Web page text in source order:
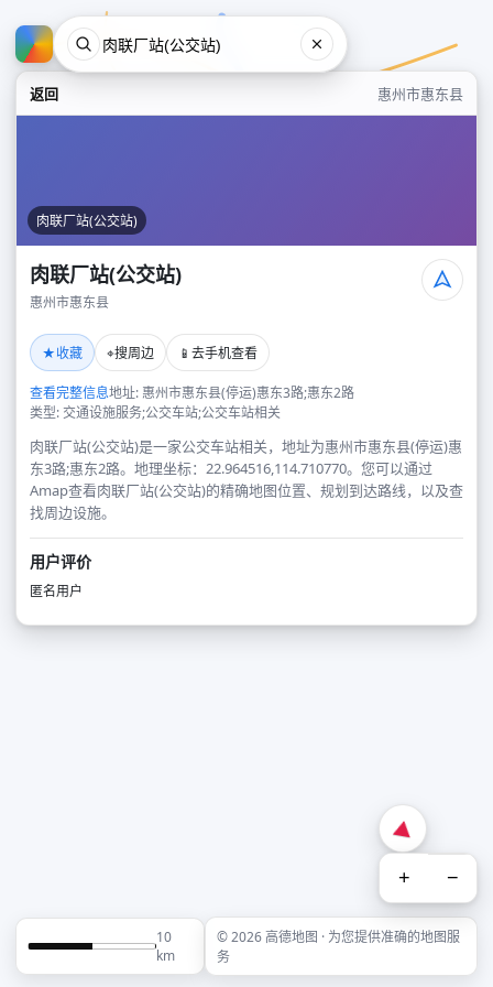
返回 惠州市惠东县
肉联厂站(公交站)
肉联厂站(公交站)
惠州市惠东县
★收藏 ⌖搜周边 📱 去手机查看
查看完整信息地址: 惠州市惠东县(停运)惠东3路;惠东2路
类型: 交通设施服务;公交车站;公交车站相关
肉联厂站(公交站)是一家公交车站相关，地址为惠州市惠东县(停运)惠
东3路;惠东2路。地理坐标：22.964516,114.710770。您可以通过
Amap查看肉联厂站(公交站)的精确地图位置、规划到达路线，以及查
找周边设施。
用户评价
匿名用户
+ −
10
km
© 2026 高德地图 · 为您提供准确的地图服
务